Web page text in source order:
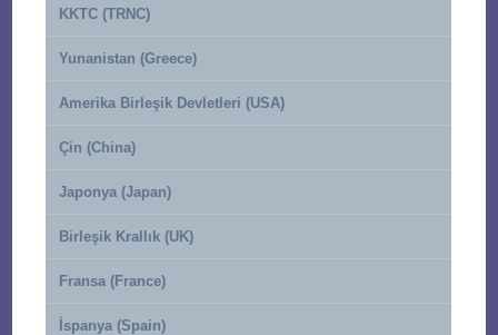
KKTC (TRNC)
Yunanistan (Greece)
Amerika Birleşik Devletleri (USA)
Çin (China)
Japonya (Japan)
Birleşik Krallık (UK)
Fransa (France)
İspanya (Spain)